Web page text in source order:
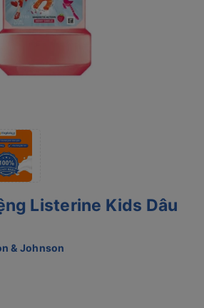
Listerine Kids Dâu
& Johnson